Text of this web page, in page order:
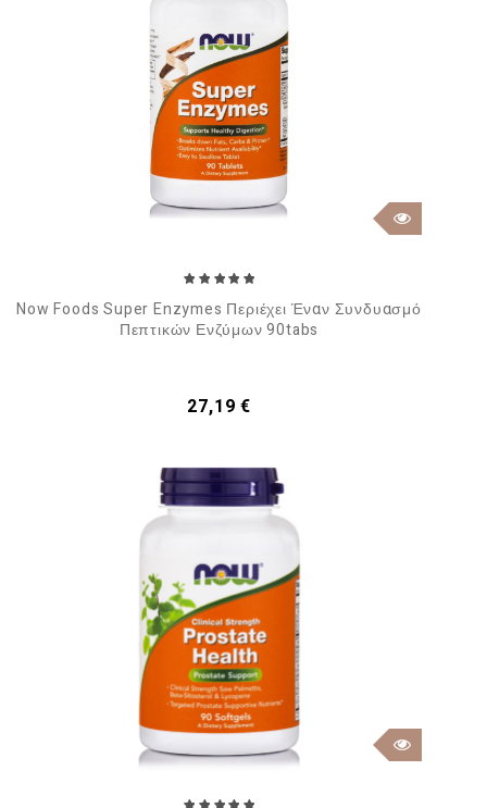
Now Foods Super Enzymes Περιέχει Έναν Συνδυασμό
Πεπτικών Ενζύμων 90tabs
Τιμή
27,19 €